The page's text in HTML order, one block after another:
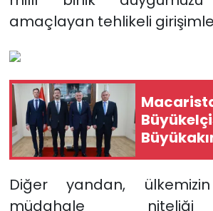
amaçlayan tehlikeli
oldu
Diğer yandan,
müdahale